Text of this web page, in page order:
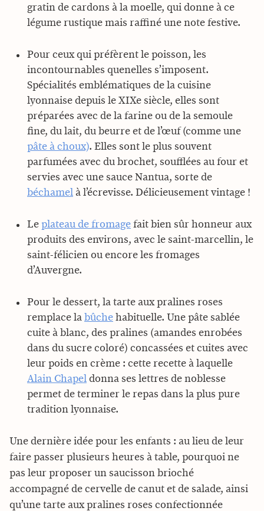
gratin de cardons à la moelle, qui donne à ce
légume rustique mais raffiné une note festive.
Pour ceux qui préfèrent le poisson, les
incontournables quenelles s’imposent.
Spécialités emblématiques de la cuisine
lyonnaise depuis le XIXe siècle, elles sont
préparées avec de la farine ou de la semoule
fine, du lait, du beurre et de l’œuf (comme une
pâte à choux). Elles sont le plus souvent
parfumées avec du brochet, soufflées au four et
servies avec une sauce Nantua, sorte de
béchamel à l’écrevisse. Délicieusement vintage !
Le plateau de fromage fait bien sûr honneur aux
produits des environs, avec le saint-marcellin, le
saint-félicien ou encore les fromages
d’Auvergne.
Pour le dessert, la tarte aux pralines roses
remplace la bûche habituelle. Une pâte sablée
cuite à blanc, des pralines (amandes enrobées
dans du sucre coloré) concassées et cuites avec
leur poids en crème : cette recette à laquelle
Alain Chapel donna ses lettres de noblesse
permet de terminer le repas dans la plus pure
tradition lyonnaise.
Une dernière idée pour les enfants : au lieu de leur
faire passer plusieurs heures à table, pourquoi ne
pas leur proposer un saucisson brioché
accompagné de cervelle de canut et de salade, ainsi
qu’une tarte aux pralines roses confectionnée